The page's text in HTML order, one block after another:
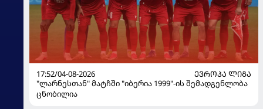
17:52/04-08-2026
ᲔᲕᲠᲝᲞᲐ ᲚᲘᲒᲐ
"ლარნესთან" მატჩში "იბერია 1999"-ის შემადგენლობა
ცნობილია